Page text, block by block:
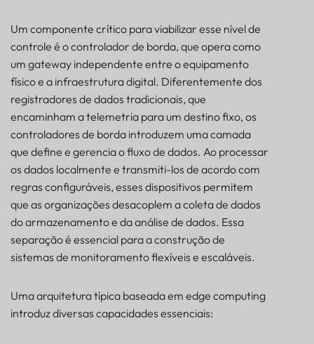
Um componente crítico para viabilizar esse nível de
controle é o controlador de borda, que opera como
um gateway independente entre o equipamento
físico e a infraestrutura digital. Diferentemente dos
registradores de dados tradicionais, que
encaminham a telemetria para um destino fixo, os
controladores de borda introduzem uma camada
que define e gerencia o fluxo de dados. Ao processar
os dados localmente e transmiti-los de acordo com
regras configuráveis, esses dispositivos permitem
que as organizações desacoplem a coleta de dados
do armazenamento e da análise de dados. Essa
separação é essencial para a construção de
sistemas de monitoramento flexíveis e escaláveis.
Uma arquitetura típica baseada em edge computing
introduz diversas capacidades essenciais: